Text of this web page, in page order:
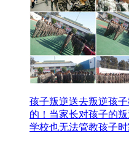
孩子叛逆送去叛逆孩
的！当家长对孩子的
学校也无法管教孩子